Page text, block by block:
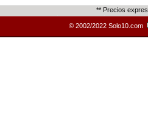
** Precios
© 2002/2022 Solo10.com